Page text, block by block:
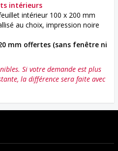
intérieurs
intérieur 100 x 200 mm
au choix, impression noire
mm offertes (sans fenêtre ni
Si votre demande est plus
la différence sera faite avec